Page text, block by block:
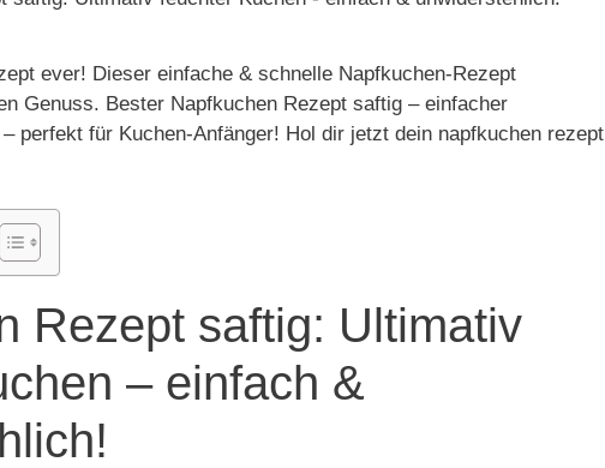
ever! Dieser einfache & schnelle Napfkuchen-Rezept
Genuss. Bester Napfkuchen Rezept saftig – einfacher
perfekt für Kuchen-Anfänger! Hol dir jetzt dein napfkuchen rezept
Rezept saftig: Ultimativ
– einfach &